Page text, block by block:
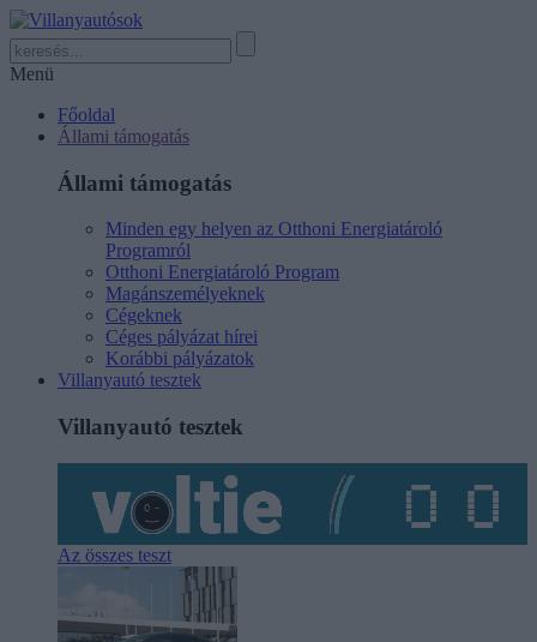
Menü
Főoldal
Állami támogatás
Állami támogatás
Minden egy helyen az Otthoni Energiatároló
Programról
Otthoni Energiatároló Program
Magánszemélyeknek
Cégeknek
Céges pályázat hírei
Korábbi pályázatok
Villanyautó tesztek
Villanyautó tesztek
Az összes teszt